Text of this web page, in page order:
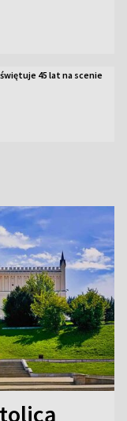
45 lat na scenie